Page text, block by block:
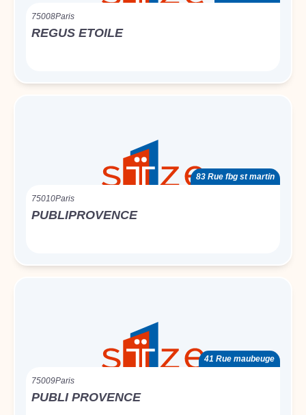
75008Paris
REGUS ETOILE
83 Rue fbg st martin
75010Paris
PUBLIPROVENCE
41 Rue maubeuge
75009Paris
PUBLI PROVENCE